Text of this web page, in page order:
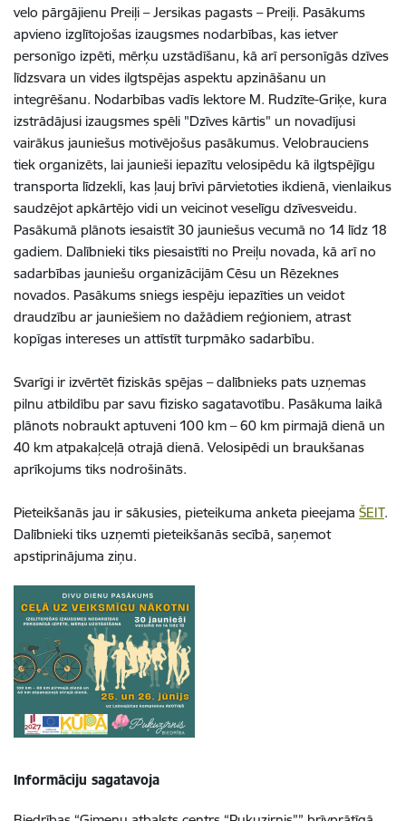
velo pārgājienu Preiļi – Jersikas pagasts – Preiļi. Pasākums
apvieno izglītojošas izaugsmes nodarbības, kas ietver
personīgo izpēti, mērķu uzstādīšanu, kā arī personīgās dzīves
līdzsvara un vides ilgtspējas aspektu apzināšanu un
integrēšanu. Nodarbības vadīs lektore M. Rudzīte-Griķe, kura
izstrādājusi izaugsmes spēli "Dzīves kārtis" un novadījusi
vairākus jauniešus motivējošus pasākumus. Velobrauciens
tiek organizēts, lai jaunieši iepazītu velosipēdu kā ilgtspējīgu
transporta līdzekli, kas ļauj brīvi pārvietoties ikdienā, vienlaikus
saudzējot apkārtējo vidi un veicinot veselīgu dzīvesveidu.
Pasākumā plānots iesaistīt 30 jauniešus vecumā no 14 līdz 18
gadiem. Dalībnieki tiks piesaistīti no Preiļu novada, kā arī no
sadarbības jauniešu organizācijām Cēsu un Rēzeknes
novados. Pasākums sniegs iespēju iepazīties un veidot
draudzību ar jauniešiem no dažādiem reģioniem, atrast
kopīgas intereses un attīstīt turpmāko sadarbību.
Svarīgi ir izvērtēt fiziskās spējas – dalībnieks pats uzņemas
pilnu atbildību par savu fizisko sagatavotību. Pasākuma laikā
plānots nobraukt aptuveni 100 km – 60 km pirmajā dienā un
40 km atpakaļceļā otrajā dienā. Velosipēdi un braukšanas
aprīkojums tiks nodrošināts.
Pieteikšanās jau ir sākusies, pieteikuma anketa pieejama ŠEIT.
Dalībnieki tiks uzņemti pieteikšanās secībā, saņemot
apstiprinājuma ziņu.
Informāciju sagatavoja